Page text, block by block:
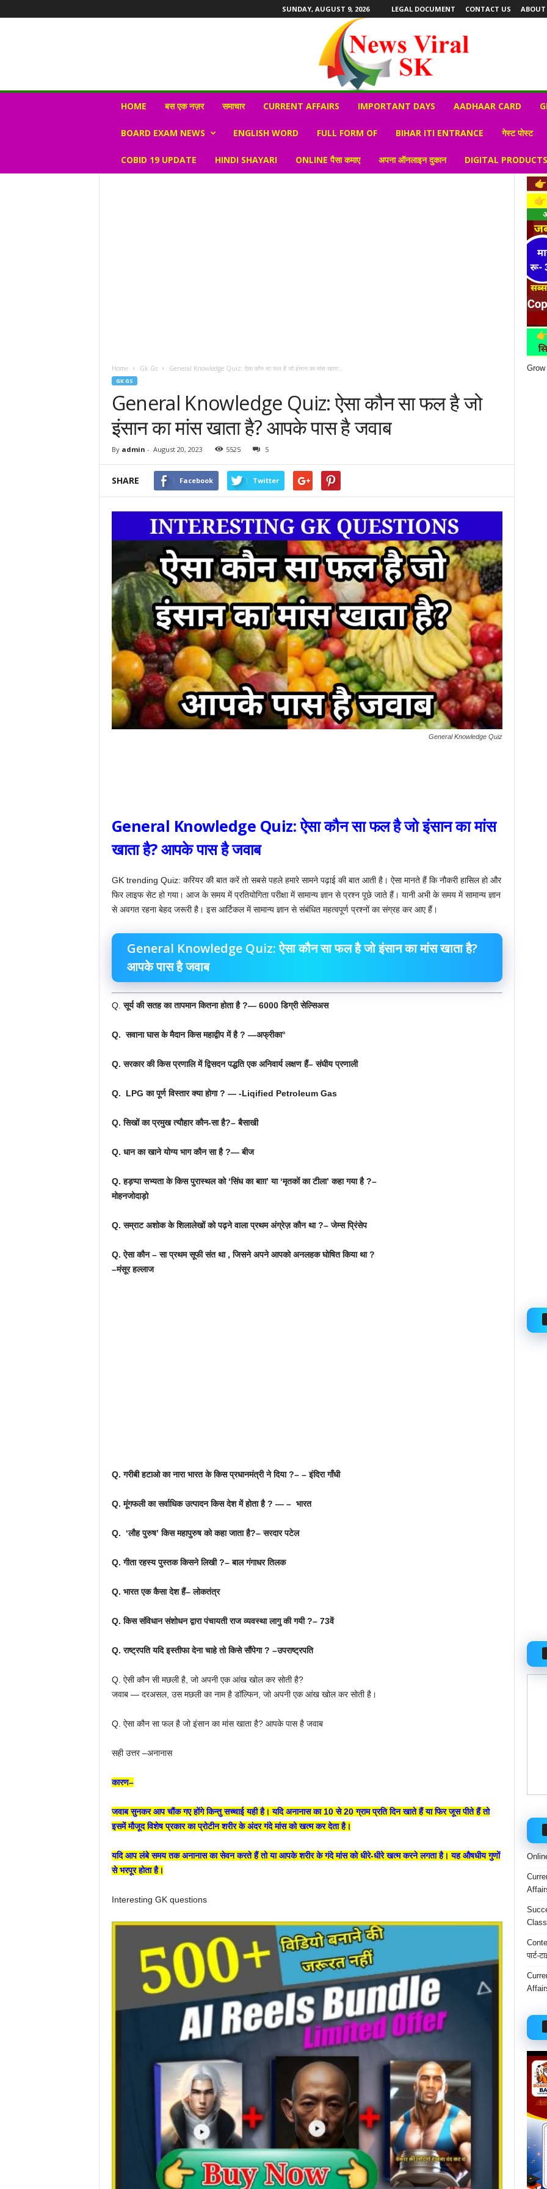
SUNDAY, AUGUST 9, 2026 LEGAL DOCUMENT CONTACT US ABOUT
r
HOME बस एक नज़र समाचार CURRENT AFFAIRS IMPORTANT DAYS AADHAAR CARD
BOARD EXAM NEWS ENGLISH WORD FULL FORM OF BIHAR ITI ENTRANCE गेस्ट पोस्ट
COBID 19 UPDATE HINDI SHAYARI ONLINE पैसा कमाए अपना ऑनलाइन दुकान DIGITAL
Home Gk Gs General Knowledge Quiz: ऐसा कौन सा फल है जो इंसान का मांस खाता...
GK GS
General Knowledge Quiz: ऐसा कौन सा फल है जो
इंसान का मांस खाता है? आपके पास है जवाब
By admin - August 20, 2023 5525 5
SHARE Facebook Twitter
General Knowledge Quiz
General Knowledge Quiz:ऐसा कौन सा फल है जो इंसान का मांस
खाता है? आपके पास है जवाब
GK trending Quiz: करियर की बात करें तो सबसे पहले हमारे सामने पढ़ाई की बात आती है। ऐसा मानते हैं कि नौकरी हासिल हो और
फिर लाइफ सेट हो गया। आज के समय में प्रतियोगिता परीक्षा में सामान्य ज्ञान से प्रश्न पूछे जाते हैं। यानी अभी के समय में सामान्य ज्ञान
से अवगत रहना बेहद जरूरी है। इस आर्टिकल में सामान्य ज्ञान से संबंधित महत्वपूर्ण प्रश्नों का संग्रह कर आए हैं।
General Knowledge Quiz: ऐसा कौन सा फल है जो इंसान का मांस खाता है?
आपके पास है जवाब
Q.सूर्य की सतह का तापमान कितना होता है ?— 6000 डिग्री सेल्सिअस
Q. सवाना घास के मैदान किस महाद्वीप में है ? —अफ्रीका°
Q. सरकार की किस प्रणालि में द्विसदन पद्धति एक अनिवार्य लक्षण हैं– संघीय प्रणाली
Q. LPG का पूर्ण विस्तार क्या होगा ? — -Liqified Petroleum Gas
Q. सिखों का प्रमुख त्यौहार कौन-सा है?– बैसाखी
Q. धान का खाने योग्य भाग कौन सा है ?— बीज
Q. हड़प्पा सभ्यता के किस पुरास्थल को ‘सिंध का बाग़’ या ‘मृतकों का टीला’ कहा गया है ?–
मोहनजोदाड़ो
Q. सम्राट अशोक के शिलालेखों को पढ़ने वाला प्रथम अंग्रेज़ कौन था ?– जेम्स प्रिंसेप
Q. ऐसा कौन – सा प्रथम सूफी संत था , जिसने अपने आपको अनलहक घोषित किया था ?
–मंसूर हल्लाज
Q. गरीबी हटाओ का नारा भारत के किस प्रधानमंत्री ने दिया ?– – इंदिरा गाँधी
Q. मूंगफली का सर्वाधिक उत्पादन किस देश में होता है ? — – भारत
Q. ‘लौह पुरुष’ किस महापुरुष को कहा जाता है?– सरदार पटेल
Q. गीता रहस्य पुस्तक किसने लिखी ?– बाल गंगाधर तिलक
Q. भारत एक कैसा देश हैं– लोकतंत्र
Q. किस संविधान संशोधन द्वारा पंचायती राज व्यवस्था लागु की गयी ?– 73वें
Q. राष्ट्रपति यदि इस्तीफा देना चाहे तो किसे सौंपेगा ? –उपराष्ट्रपति
Q. ऐसी कौन सी मछली है, जो अपनी एक आंख खोल कर सोती है?
जवाब — दरअसल, उस मछली का नाम है डॉल्फिन, जो अपनी एक आंख खोल कर सोती है।
Q. ऐसा कौन सा फल है जो इंसान का मांस खाता है? आपके पास है जवाब
सही उत्तर –अनानास
कारण–
जवाब सुनकर आप चौंक गए होंगे किन्तु सच्चाई यही है। यदि अनानास का 10 से 20 ग्राम प्रति दिन खाते हैं या फिर जूस पीते हैं तो
इसमें मौजूद विशेष प्रकार का प्रोटीन शरीर के अंदर गंदे मांस को खत्म कर देता है।
यदि आप लंबे समय तक अनानास का सेवन करते हैं तो या आपके शरीर के गंदे मांस को धीरे-धीरे खत्म करने लगता है। यह औषधीय गुणों
से भरपूर होता है।
Interesting GK questions